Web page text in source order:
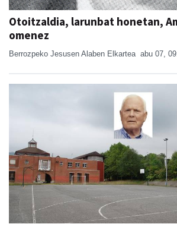
Otoitzaldia, larunbat honetan,
omenez
Berrozpeko Jesusen Alaben Elkartea abu 07,